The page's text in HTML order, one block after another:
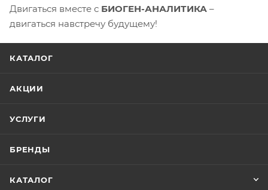
Двигаться вместе с БИОГЕН-АНАЛИТИКА –
двигаться навстречу будущему!
КАТАЛОГ
АКЦИИ
УСЛУГИ
БРЕНДЫ
КАТАЛОГ